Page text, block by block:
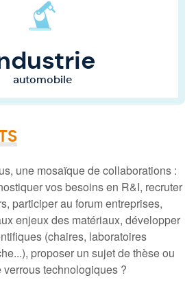
automobile
une mosaïque de collaborations :
vos besoins en R&I, recruter
participer au forum entreprises,
enjeux des matériaux, développer
(chaires, laboratoires
proposer un sujet de thèse ou
technologiques ?